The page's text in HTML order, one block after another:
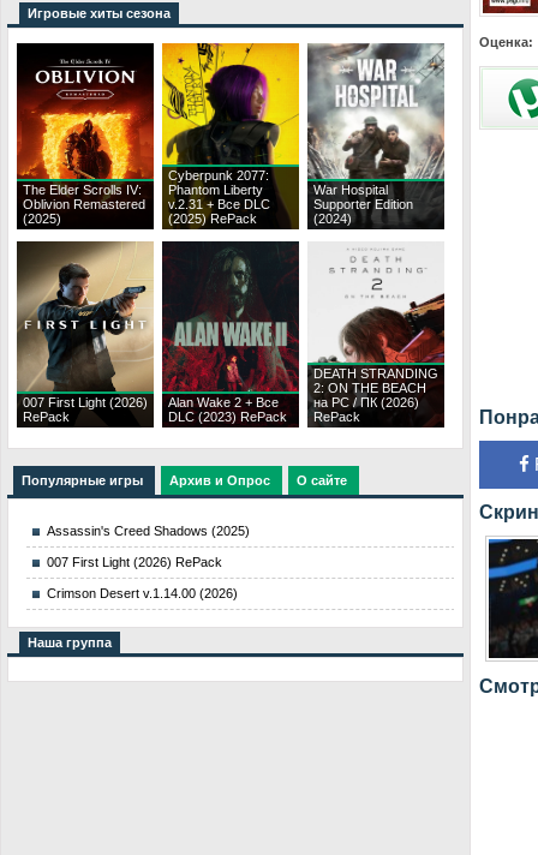
Игровые хиты сезона
The Elder Scrolls IV:
Oblivion Remastered
(2025)
Cyberpunk 2077:
Phantom Liberty
v.2.31 + Все DLC
(2025) RePack
War Hospital
Supporter Edition
(2024)
007 First Light (2026)
RePack
Alan Wake 2 + Все
DLC (2023) RePack
DEATH STRANDING
2: ON THE BEACH
на PC / ПК (2026)
RePack
Популярные игры Архив и Опрос О сайте
Assassin's Creed Shadows (2025)
007 First Light (2026) RePack
Crimson Desert v.1.14.00 (2026)
Наша группа
Оценка: